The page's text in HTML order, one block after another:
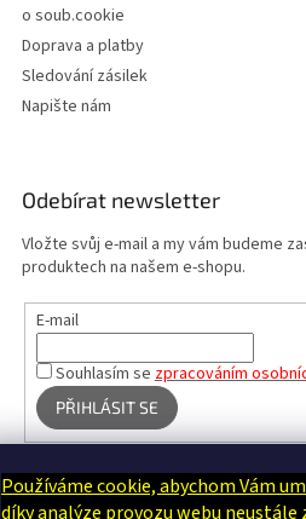
Používáme cookie, abychom Vám
díky analýze provozu webu neustále
o soub.cookie
Doprava a platby
Sledování zásilek
Napište nám
Odebírat newsletter
Vložte svůj e-mail a my vám budeme
produktech na našem e-shopu.
E-mail
Souhlasím se zpracováním
PŘIHLÁSIT SE
Terapie